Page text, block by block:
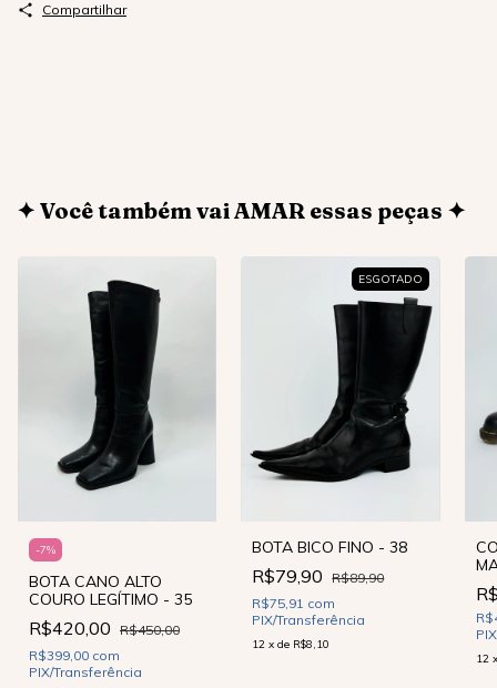
Compartilhar
✦ Você também vai AMAR essas peças ✦
-7%
BOTA CANO ALTO
COURO LEGÍTIMO - 35
R$420,00 R$450,00
R$399,00 com
PIX/Transferência
ESGOTADO
BOTA BICO FINO - 38
R$79,90
R$89,90
R$75,91 com
PIX/Transferência
12 xde R$8,10
12